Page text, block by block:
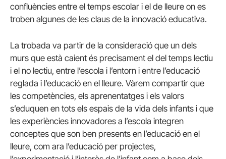
confluències entre el temps escolar i el de lleure on es
troben algunes de les claus de la innovació educativa.
La trobada va partir de la consideració que un dels
murs que està caient és precisament el del temps lectiu
i el no lectiu, entre l’escola i l’entorn i entre l’educació
reglada i l’educació en el lleure. Vàrem compartir que
les competències, els aprenentatges i els valors
s’eduquen en tots els espais de la vida dels infants i que
les experiències innovadores a l’escola integren
conceptes que son ben presents en l’educació en el
lleure, com ara l’educació per projectes,